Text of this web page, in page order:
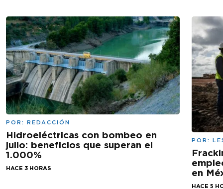
POR: REDACCIÓN
Hidroeléctricas con bombeo en
julio: beneficios que superan el
1.000%
HACE 3 HORAS
POR:
en
HACE 5